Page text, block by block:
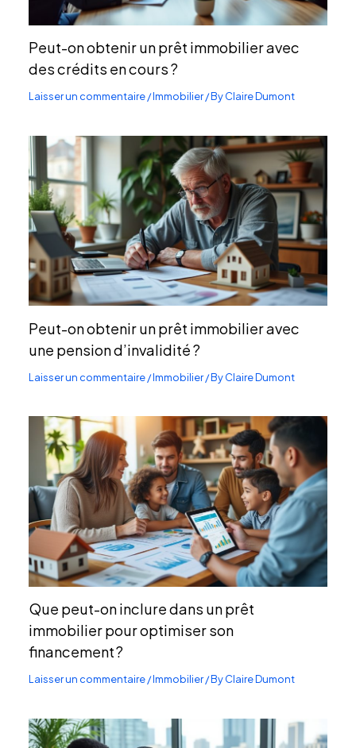
Peut-on obtenir un prêt immobilier avec
des crédits en cours ?
Laisser un commentaire/Immobilier/ ByClaire Dumont
Peut-on obtenir un prêt immobilier avec
une pension d’invalidité ?
Laisser un commentaire/Immobilier/ ByClaire Dumont
Que peut-on inclure dans un prêt
immobilier pour optimiser son
financement ?
Laisser un commentaire/Immobilier/ ByClaire Dumont